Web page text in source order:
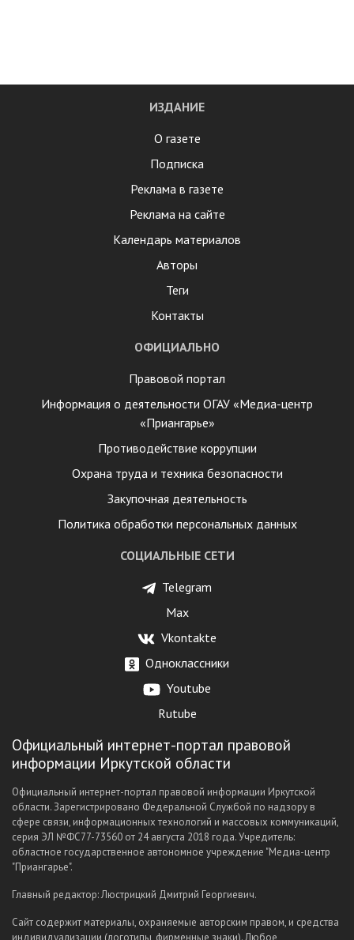
ИЗДАНИЕ
О газете
Подписка
Реклама в газете
Реклама на сайте
Календарь материалов
Авторы
Теги
Контакты
ОФИЦИАЛЬНО
Правовой портал
Информация о деятельности ОГАУ «Медиа-центр
«Приангарье»
Противодействие коррупции
Охрана труда и техника безопасности
Закупочная деятельность
Политика обработки персональных данных
СОЦИАЛЬНЫЕ СЕТИ
Telegram
Max
Vkontakte
Одноклассники
Youtube
Rutube
Официальный интернет-портал правовой
информации Иркутской области
Официальный интернет-портал правовой информации Иркутской
области. Зарегистрировано Федеральной Службой по надзору в
сфере связи, информационных технологий и массовых коммуникаций,
серия ЭЛ №ФС77-73560 от 24 августа 2018 года. Учредитель:
областное государственное автономное учреждение "Медиа-центр
"Приангарье".
Главный редактор: Люстрицкий Дмитрий Георгиевич.
Сайт содержит материалы, охраняемые авторским правом, и средства